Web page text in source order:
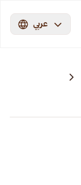
عربي